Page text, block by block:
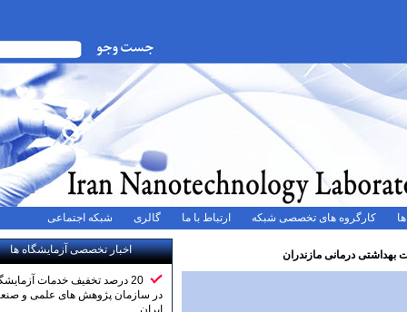
های تخصصی شبکه ارتباط با ما گالری شبکه اجتماعی
اخبار تخصصی آزمایشگاه ها
20 درصد تخفیف خدمات آزمایشگاهی
در سازمان پژوهش های علمی و صنعتی
مازندران